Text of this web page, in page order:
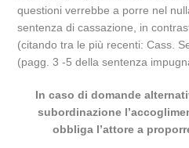
questioni verrebbe a porre nel
sentenza di cassazione, in
(citando tra le più recenti: Cass.
(pagg. 3 -5 della sentenza
In caso di domande
subordinazione
obbliga l’attore a